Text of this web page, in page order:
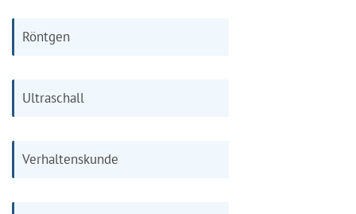
Röntgen
Ultraschall
Verhaltenskunde